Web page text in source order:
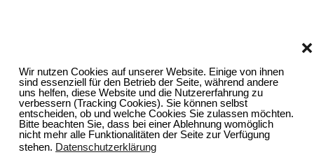
Wir nutzen Cookies auf unserer Website. Einige von ihnen
sind essenziell für den Betrieb der Seite, während andere
uns helfen, diese Website und die Nutzererfahrung zu
verbessern (Tracking Cookies). Sie können selbst
entscheiden, ob und welche Cookies Sie zulassen möchten.
Bitte beachten Sie, dass bei einer Ablehnung womöglich
nicht mehr alle Funktionalitäten der Seite zur Verfügung
stehen. Datenschutzerklärung
❌